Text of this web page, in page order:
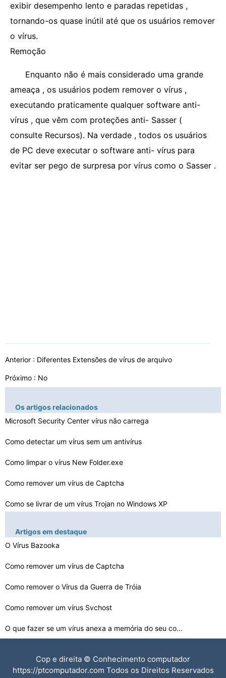
exibir desempenho lento e paradas repetidas ,
tornando-os quase inútil até que os usuários remover
o vírus.
Remoção
Enquanto não é mais considerado uma grande
ameaça , os usuários podem remover o vírus ,
executando praticamente qualquer software anti-
vírus , que vêm com proteções anti- Sasser (
consulte Recursos). Na verdade , todos os usuários
de PC deve executar o software anti- vírus para
evitar ser pego de surpresa por vírus como o Sasser .
Anterior : Diferentes Extensões de vírus de arquivo
Próximo : No
Os artigos relacionados
Microsoft Security Center vírus não carrega
Como detectar um vírus sem um antivírus
Como limpar o vírus New Folder.exe
Como remover um vírus de Captcha
Como se livrar de um vírus Trojan no Windows XP
Como corrigir o vírus Gerenciador de Tarefas
Como bloquear um vírus Trojan
Como remover um vírus Win 32
Ferramentas de remoção de vírus Exe
Artigos em destaque
O Vírus Bazooka
Como remover um vírus de Captcha
Como remover o Vírus da Guerra de Tróia
Como remover um vírus Svchost
O que fazer se um vírus anexa a memória do seu comput…
Como remover um vírus de um Disco Rígido
Cop e direita © Conhecimento computador
https://ptcomputador.com Todos os Direitos Reservados